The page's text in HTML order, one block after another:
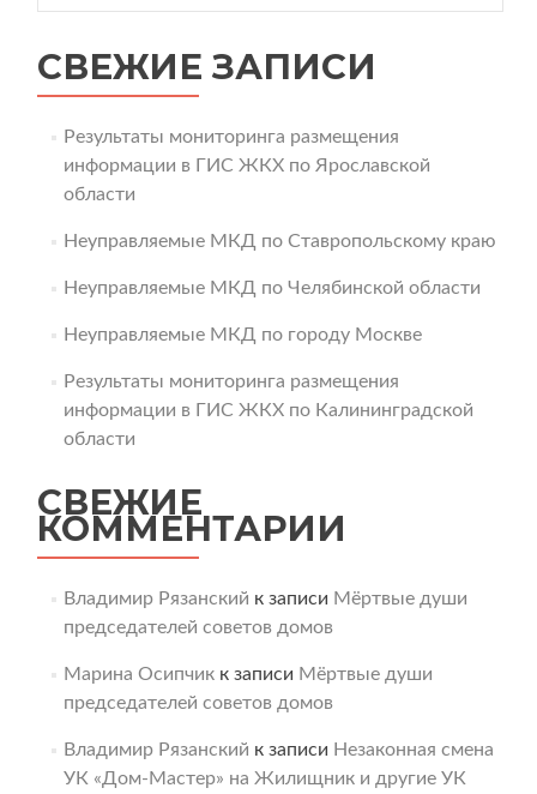
СВЕЖИЕ ЗАПИСИ
Результаты мониторинга размещения
информации в ГИС ЖКХ по Ярославской
области
Неуправляемые МКД по Ставропольскому краю
Неуправляемые МКД по Челябинской области
Неуправляемые МКД по городу Москве
Результаты мониторинга размещения
информации в ГИС ЖКХ по Калининградской
области
СВЕЖИЕ
КОММЕНТАРИИ
Владимир Рязанский к записи Мёртвые души
председателей советов домов
Марина Осипчикк записи Мёртвые души
председателей советов домов
Владимир Рязанский к записи Незаконная смена
УК «Дом-Мастер» на Жилищник и другие УК